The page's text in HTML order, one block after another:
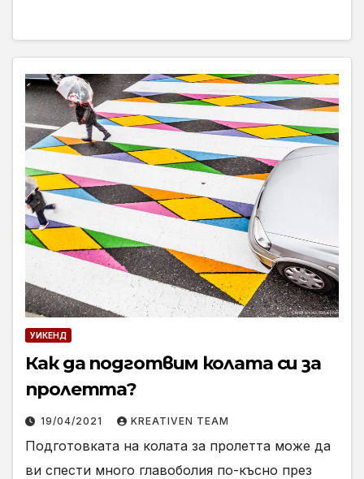
УИКЕНД
Как да подготвим колата си за
пролетта?
19/04/2021 KREATIVEN TEAM
Подготовката на колата за пролетта може да
ви спести много главоболия по-късно през